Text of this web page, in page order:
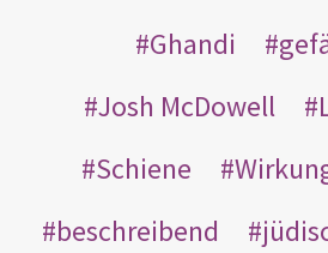
Ghandi
Josh McDowell
Schiene
beschreibend